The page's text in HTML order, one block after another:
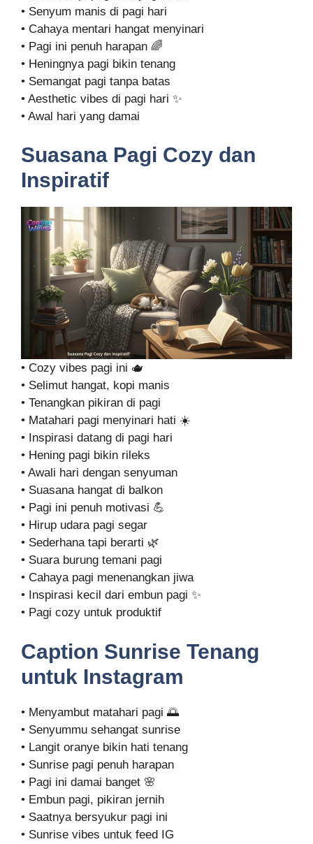
• Senyum manis di pagi hari
• Cahaya mentari hangat menyinari
• Pagi ini penuh harapan 🌈
• Heningnya pagi bikin tenang
• Semangat pagi tanpa batas
• Aesthetic vibes di pagi hari ✨
• Awal hari yang damai
Suasana Pagi Cozy dan
Inspiratif
• Cozy vibes pagi ini 🫖
• Selimut hangat, kopi manis
• Tenangkan pikiran di pagi
• Matahari pagi menyinari hati ☀️
• Inspirasi datang di pagi hari
• Hening pagi bikin rileks
• Awali hari dengan senyuman
• Suasana hangat di balkon
• Pagi ini penuh motivasi 💪
• Hirup udara pagi segar
• Sederhana tapi berarti 🌿
• Suara burung temani pagi
• Cahaya pagi menenangkan jiwa
• Inspirasi kecil dari embun pagi ✨
• Pagi cozy untuk produktif
Caption Sunrise Tenang
untuk Instagram
• Menyambut matahari pagi 🌅
• Senyummu sehangat sunrise
• Langit oranye bikin hati tenang
• Sunrise pagi penuh harapan
• Pagi ini damai banget 🌸
• Embun pagi, pikiran jernih
• Saatnya bersyukur pagi ini
• Sunrise vibes untuk feed IG